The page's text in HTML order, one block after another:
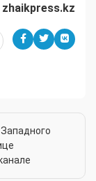
zhaikpress.kz